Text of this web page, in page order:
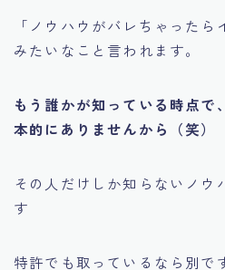
「ノウハウがバレちゃったら
みたいなこと言われます。
もう誰かが知っている時点で
本的にありませんから（笑）
その人だけしか知らないノウ
す
特許でも取っているなら別で